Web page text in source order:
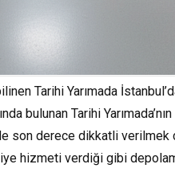
Tarihi Yarımada
bulunan Tarihi
son derece dikkatli
hizmeti verdiği gibi